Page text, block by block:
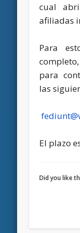
cual
afiliadas
Para
para
las
El plazo
Did you like